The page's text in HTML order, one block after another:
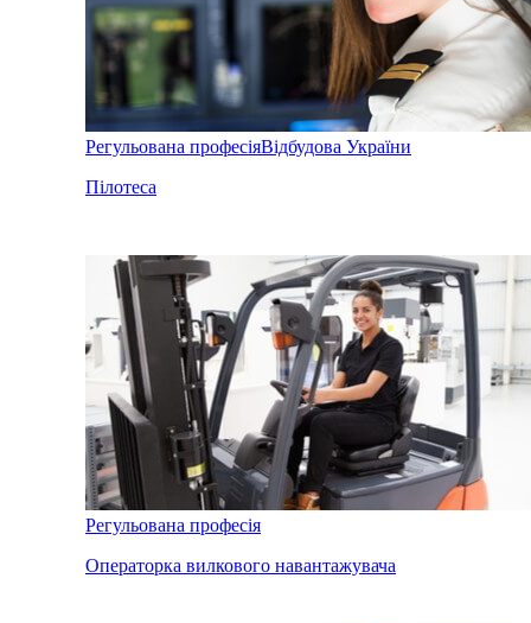
Регульована професіяВідбудова України
Пілотеса
Регульована професія
Операторка вилкового навантажувача